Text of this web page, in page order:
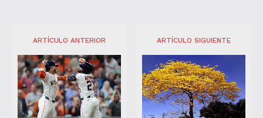
ARTÍCULO ANTERIOR ARTÍCULO SIGUIENTE